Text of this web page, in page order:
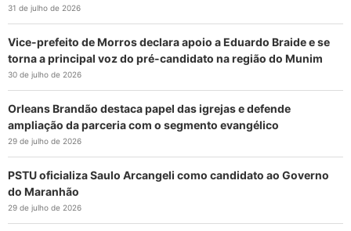
31 de julho de 2026
Vice-prefeito de Morros declara apoio a Eduardo Braide e se
torna a principal voz do pré-candidato na região do Munim
30 de julho de 2026
Orleans Brandão destaca papel das igrejas e defende
ampliação da parceria com o segmento evangélico
29 de julho de 2026
PSTU oficializa Saulo Arcangeli como candidato ao Governo
do Maranhão
29 de julho de 2026